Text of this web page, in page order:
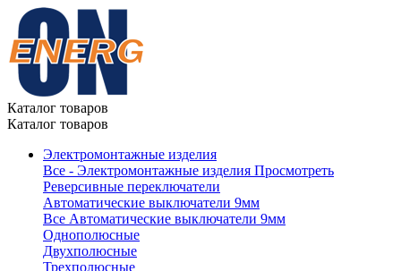
Каталог товаров
Каталог товаров
Электромонтажные изделия
Все - Электромонтажные изделия Просмотреть
Реверсивные переключатели
Автоматические выключатели 9мм
Все Автоматические выключатели 9мм
Однополюсные
Двухполюсные
Трехполюсные